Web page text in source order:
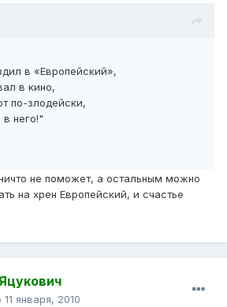
в «Европейский»,
в кино,
по-злодейски,
него!"
не поможет, а остальным можно
на хрен Европейский, и счастье
11 января, 2010